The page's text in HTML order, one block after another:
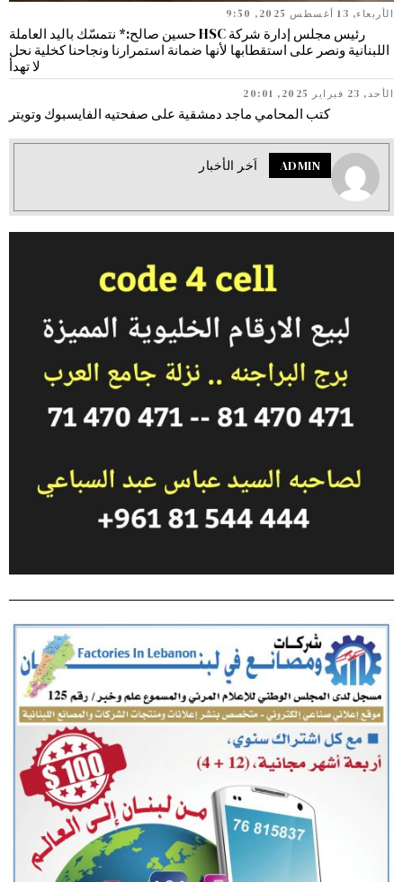
الأربعاء, 13 أغسطس 2025, 9:50
رئيس مجلس إدارة شركة HSC حسين صالح:* نتمسّك باليد العاملة
اللبنانية ونصر على استقطابها لأنها ضمانة استمرارنا ونجاحنا كخلية نحل
لا تهدأ
الأحد, 23 فبراير 2025, 20:01
كتب المحامي ماجد دمشقية على صفحتيه الفايسبوك وتويتر
ADMIN اَخر الأخبار